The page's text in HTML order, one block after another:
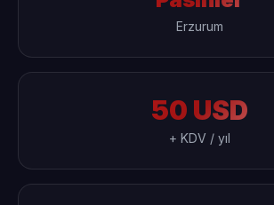
Erzurum
50 USD
+ KDV / yıl